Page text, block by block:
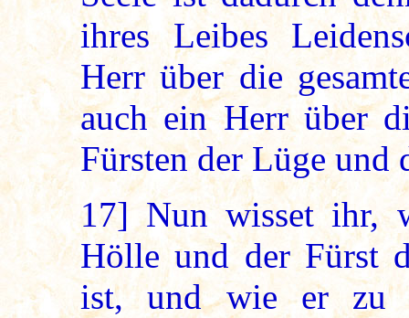
ihres Leibes
Herr über die
auch ein Herr über
Fürsten der Lüge und
17] Nun wisset ihr,
Hölle und der Fürst
ist, und wie er zu